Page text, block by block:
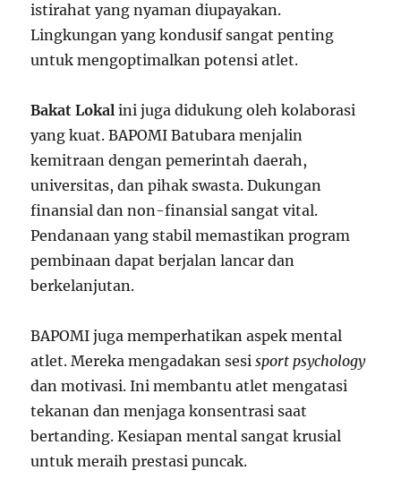
istirahat yang nyaman diupayakan.
Lingkungan yang kondusif sangat penting
untuk mengoptimalkan potensi atlet.
Bakat Lokal ini juga didukung oleh kolaborasi
yang kuat. BAPOMI Batubara menjalin
kemitraan dengan pemerintah daerah,
universitas, dan pihak swasta. Dukungan
finansial dan non-finansial sangat vital.
Pendanaan yang stabil memastikan program
pembinaan dapat berjalan lancar dan
berkelanjutan.
BAPOMI juga memperhatikan aspek mental
atlet. Mereka mengadakan sesisport psychology
dan motivasi. Ini membantu atlet mengatasi
tekanan dan menjaga konsentrasi saat
bertanding. Kesiapan mental sangat krusial
untuk meraih prestasi puncak.